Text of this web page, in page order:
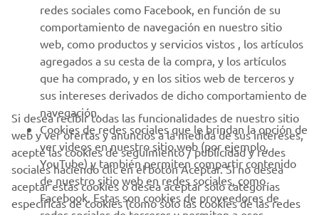
AYUDA
BOLETÍN DE NOTICIAS
Sé el primero en enterarte de las últimas ofertas, eventos
especiales, novedades
SUSCRÍBETE
redes sociales como Facebook, en función de su
comportamiento de navegación en nuestro sitio
web, como productos y servicios vistos , los artículos
agregados a su cesta de la compra, y los artículos
que ha comprado, y en los sitios web de terceros y
sus intereses derivados de dicho comportamiento de
navegación.
Cookies de redes sociales que le brindan la opción de
ver videos en nuestro sitio web (por ejemplo,
YouTube) y también permiten compartir contenido
de nuestro sitio web en redes sociales, como
Facebook. Estas son cookies de proveedores de
Si desea recibir todas las funcionalidades de nuestro sitio
web y ver ofertas y anuncios a la medida de sus intereses,
acepte las cookies de seguimiento / publicidad y redes
sociales haciendo clic en el botón Aceptar. Si no desea
aceptar estas cookies o desea aceptar solo categorías
específicas de cookies (como solo las cookies de las redes